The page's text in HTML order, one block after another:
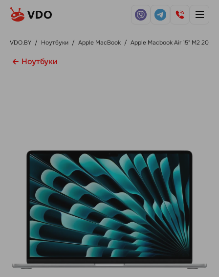
VDO.BY / Ноутбуки / Apple MacBook / Apple Macbook Air 15" M2 2023
Ноутбуки